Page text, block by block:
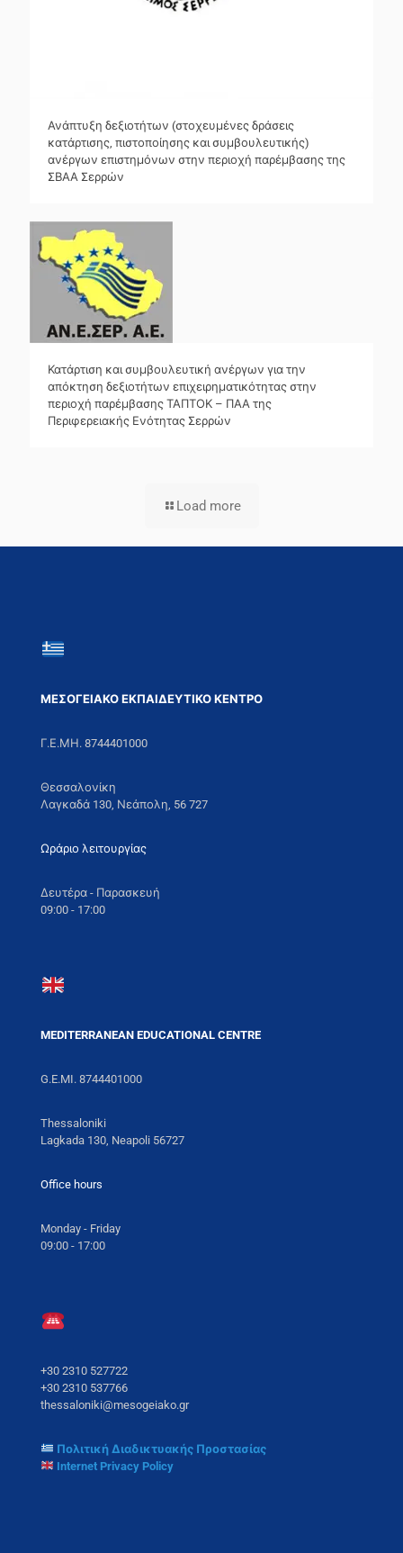
Ανάπτυξη δεξιοτήτων (στοχευμένες δράσεις
κατάρτισης, πιστοποίησης και συμβουλευτικής)
ανέργων επιστημόνων στην περιοχή παρέμβασης της
ΣΒΑΑ Σερρών
Κατάρτιση και συμβουλευτική ανέργων για την
απόκτηση δεξιοτήτων επιχειρηματικότητας στην
περιοχή παρέμβασης ΤΑΠΤΟΚ – ΠΑΑ της
Περιφερειακής Ενότητας Σερρών
Load more
ΜΕΣΟΓΕΙΑΚΟ ΕΚΠΑΙΔΕΥΤΙΚΟ ΚΕΝΤΡΟ
Γ.Ε.ΜΗ. 8744401000
Θεσσαλονίκη
Λαγκαδά 130, Νεάπολη, 56 727
Ωράριο λειτουργίας
Δευτέρα - Παρασκευή
09:00 - 17:00
MEDITERRANEAN EDUCATIONAL CENTRE
G.E.MI. 8744401000
Thessaloniki
Lagkada 130, Neapoli 56727
Office hours
Monday - Friday
09:00 - 17:00
+30 2310 527722
+30 2310 537766
thessaloniki@mesogeiako.gr
Πολιτική Διαδικτυακής Προστασίας
Internet Privacy Policy